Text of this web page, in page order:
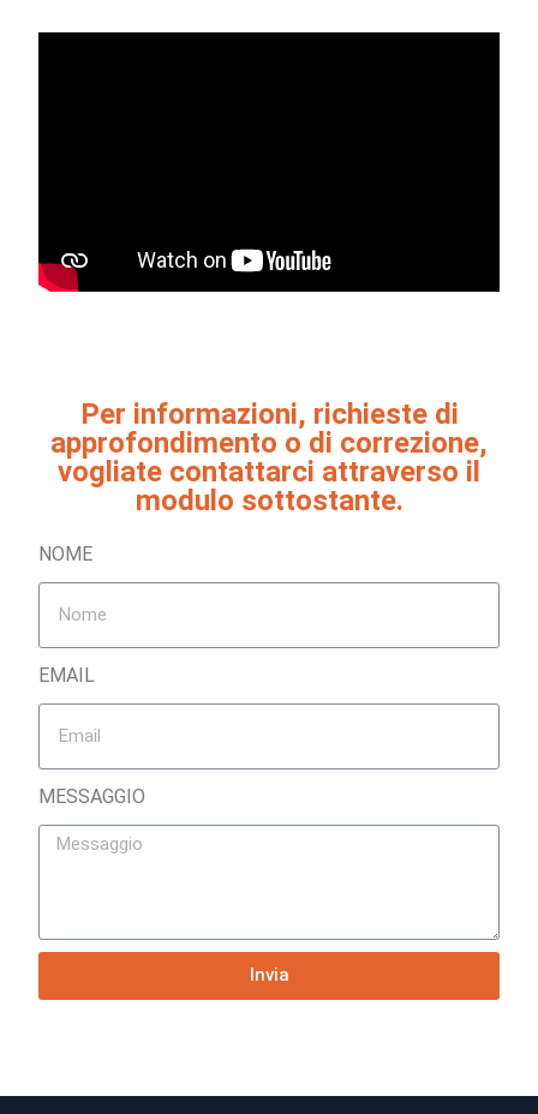
Per informazioni, richieste di
approfondimento o di correzione,
vogliate contattarci attraverso il
modulo sottostante.
NOME
EMAIL
MESSAGGIO
Invia